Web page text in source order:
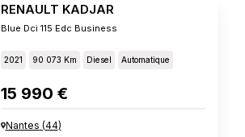
RENAULT KADJAR
Blue Dci 115 Edc Business
2021 90 073 Km Diesel Automatique
15 990 €
Nantes (44)